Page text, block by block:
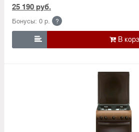
25 190 руб.
Бонусы: 0 р. ?
